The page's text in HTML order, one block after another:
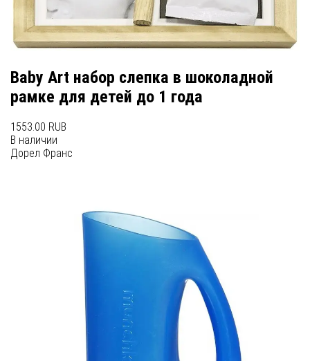
Baby Art набор слепка в шоколадной
рамке для детей до 1 года
1553.00 RUB
В наличии
Дорел Франс